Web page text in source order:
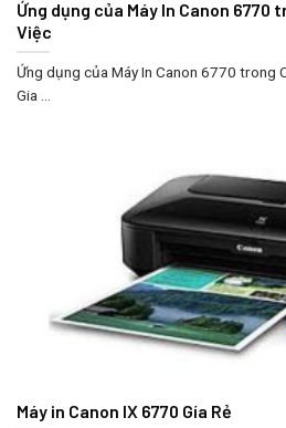
Ứng dụng của Máy In Canon 6770
Việc
Ứng dụng của Máy In Canon 6770 trong
Gia ...
Máy in Canon IX 6770 Gía Rẻ